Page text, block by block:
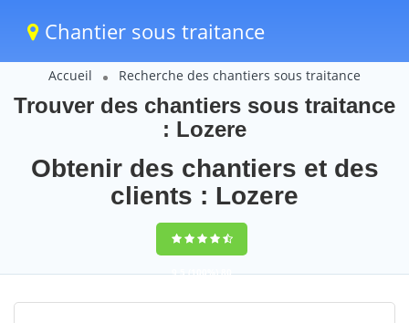
Chantier sous traitance
Accueil Recherche des chantiers sous traitance
Trouver des chantiers sous traitance
: Lozere
Obtenir des chantiers et des
clients : Lozere
9,5(100%)80
votes